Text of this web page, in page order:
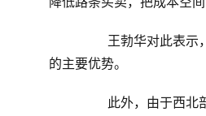
的主要优势。